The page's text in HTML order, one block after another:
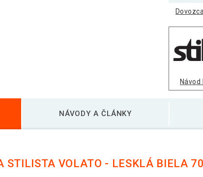
Dovozca
Návod
NÁVODY A ČLÁNKY
STILISTA VOLATO - LESKLÁ BIELA